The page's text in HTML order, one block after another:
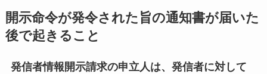
開示命令が発令された旨の通知書が届いた
後で起きること
発信者情報開示請求の申立人は、発信者に対して